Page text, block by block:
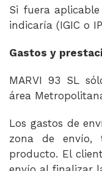
Si fuera
indicaría (IGIC o
Gastos y
MARVI 93 SL
área
Los gastos de
zona de envío,
producto. El